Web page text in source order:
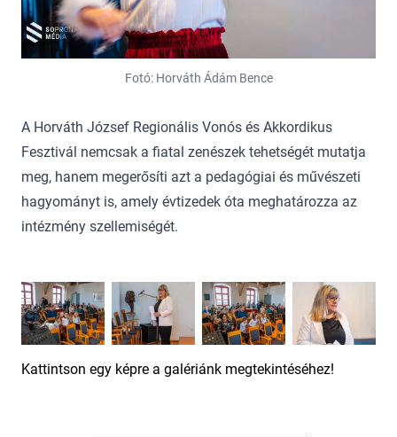
Fotó: Horváth Ádám Bence
A Horváth József Regionális Vonós és Akkordikus
Fesztivál nemcsak a fiatal zenészek tehetségét mutatja
meg, hanem megerősíti azt a pedagógiai és művészeti
hagyományt is, amely évtizedek óta meghatározza az
intézmény szellemiségét.
Kattintson egy képre a galériánk megtekintéséhez!